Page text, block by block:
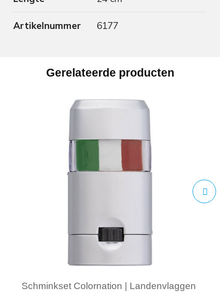
Artikelnummer 6177
Gerelateerde producten
Schminkset Colornation | Landenvlaggen